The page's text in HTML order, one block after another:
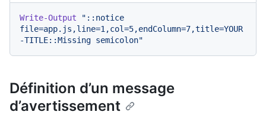
Write-Output
"::notice
file=app.js,line=1,col=5,endColumn=7,title=YOUR
-TITLE::Missing semicolon"
Définition d’un message
d’avertissement